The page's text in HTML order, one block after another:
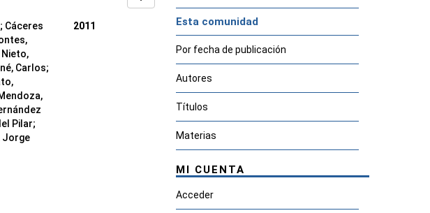
; Cáceres
Carlos;
Pilar;
Jorge
2011 Esta comunidad
Por fecha de publicación
Autores
Títulos
Materias
MI CUENTA
Acceder